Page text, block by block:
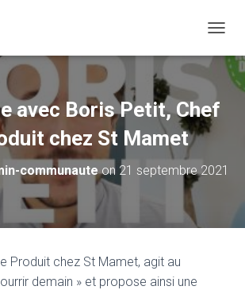
O
L
E
I
avec Boris Petit, Chef
chez St Mamet
communauteon 21 septembre 2021
Produit chez St Mamet, agit au
demain » et propose ainsi une